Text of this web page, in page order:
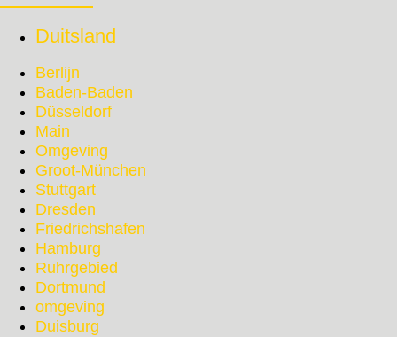
Duitsland
Berlijn
Baden-Baden
Düsseldorf
Main
Omgeving
Groot-München
Stuttgart
Dresden
Friedrichshafen
Hamburg
Ruhrgebied
Dortmund
omgeving
Duisburg